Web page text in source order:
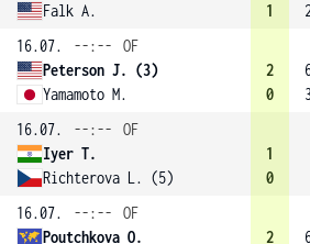
Falk A.
1
16.07.
--:--
OF
Peterson J. (3)
Yamamoto M.
2
0
16.07.
--:--
OF
Iyer T.
Richterova L. (5)
1
0
16.07.
--:--
OF
Poutchkova O.
2